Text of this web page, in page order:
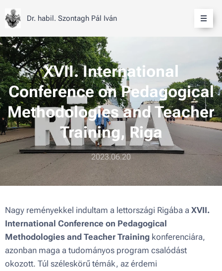
Dr. habil. Szontagh Pál Iván
XVII. International
Conference on Pedagogical
Methodologies and Teacher
Training, Riga
2023.06.20
Nagy reményekkel indultam a lettországi Rigába a XVII.
International Conference on Pedagogical
Methodologies and Teacher Training konferenciára,
azonban maga a tudományos program csalódást
okozott. Túl széleskörű témák, az érdemi